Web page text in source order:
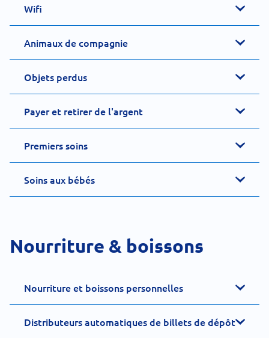
Wifi
Animaux de compagnie
Objets perdus
Payer et retirer de l'argent
Premiers soins
Soins aux bébés
Nourriture & boissons
Nourriture et boissons personnelles
Distributeurs automatiques de billets de dépôt